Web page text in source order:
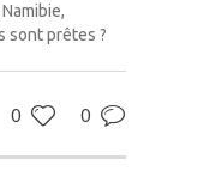
sont prêtes ?
0 0